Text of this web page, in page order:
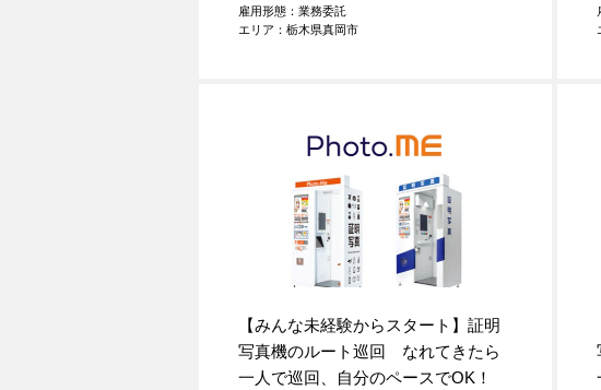
雇用形態：業務委託
エリア：栃木県真岡市
【みんな未経験からスタート】証明
写真機のルート巡回 なれてきたら
一人で巡回、自分のペースでOK！